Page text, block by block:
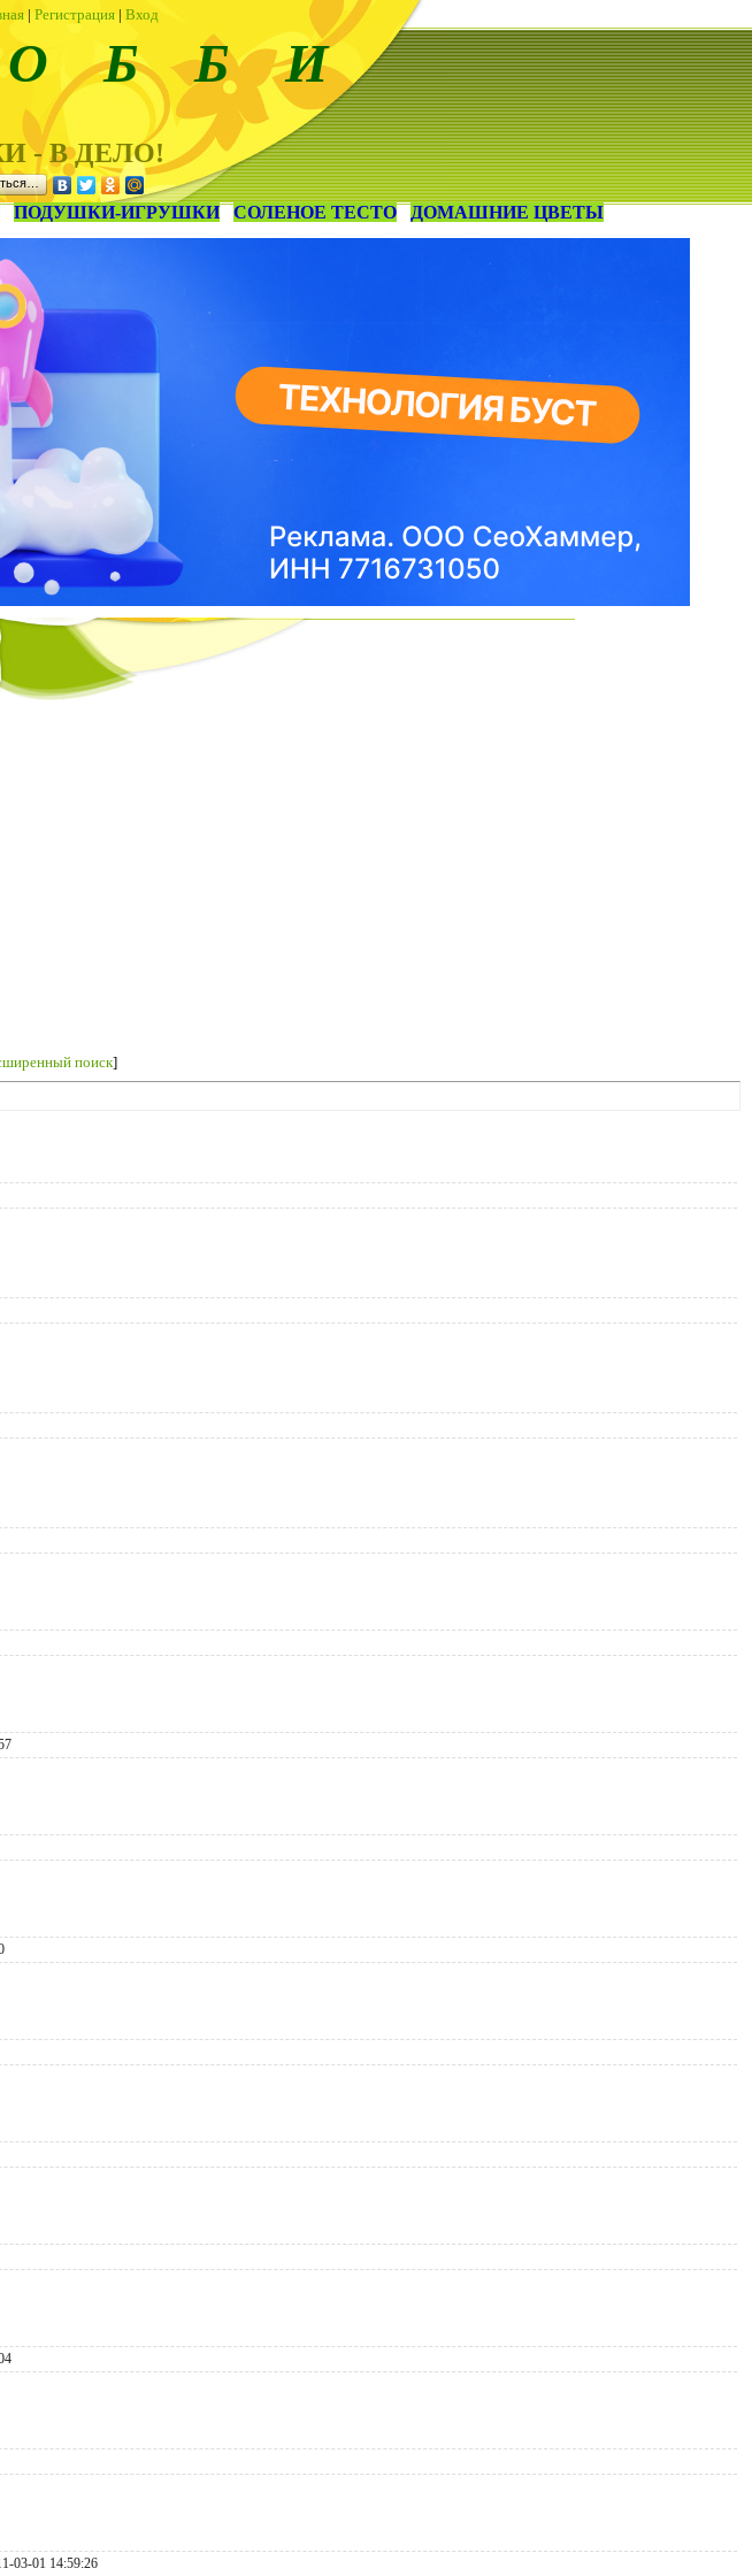
| Регистрация | Вход
Б Б И
- В ДЕЛО!
ПОДУШКИ-ИГРУШКИ СОЛЕНОЕ ТЕСТО ДОМАШНИЕ ЦВЕТЫ
поиск]
03-01 14:59:26